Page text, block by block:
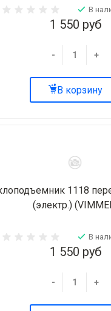
В
1 550 руб
- +
В корзину
1118
(электр.)
В
1 550 руб
- +